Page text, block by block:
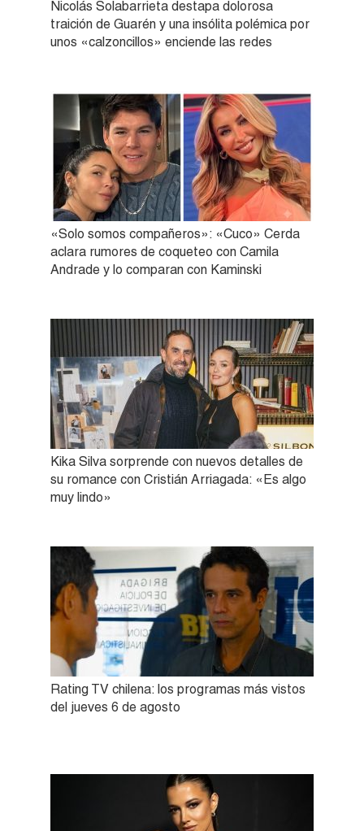
Nicolás Solabarrieta destapa dolorosa
traición de Guarén y una insólita polémica por
unos «calzoncillos» enciende las redes
«Solo somos compañeros»: «Cuco» Cerda
aclara rumores de coqueteo con Camila
Andrade y lo comparan con Kaminski
Kika Silva sorprende con nuevos detalles de
su romance con Cristián Arriagada: «Es algo
muy lindo»
Rating TV chilena: los programas más vistos
del jueves 6 de agosto